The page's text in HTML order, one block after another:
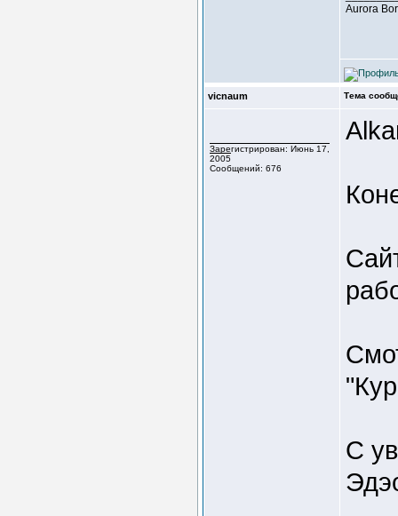
Aurora
vicnaum Тема
Зарегистрирован: Июнь 17,
2005
Сообщений: 676
С